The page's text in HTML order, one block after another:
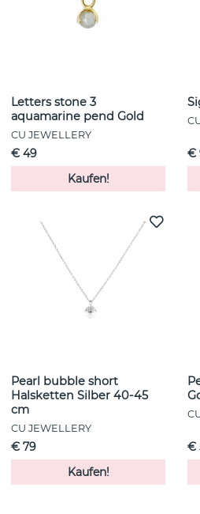
Letters stone 3
aquamarine pend Gold
CU JEWELLERY
€ 49
Kaufen!
€
Pearl bubble short
Halsketten Silber 40-45
cm
CU JEWELLERY
€ 79
Kaufen!
€